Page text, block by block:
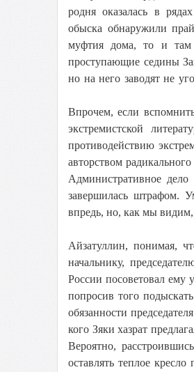
родня оказалась в
обыска обнаружили
муфтия дома, то и там
проступающие седины
но на него заводят не
Впрочем, если
экстремистской
противодействию
авторством
Административное
завершилась штрафом.
впредь, но, как мы видим,
Айзатуллин, понимая,
начальнику,
России посоветовал ему
попросив того
обязанности
кого Зяки хазрат
Вероятно,
оставлять теплое